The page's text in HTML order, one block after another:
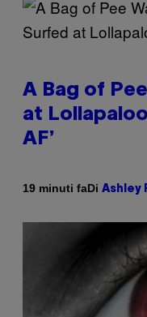
A Bag of
at
AF’
19 minuti faDi Ashley